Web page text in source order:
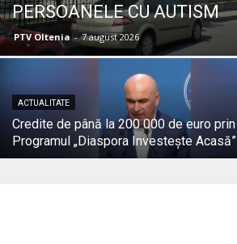
PERSOANELE CU AUTISM
PTV Oltenia - 7 august 2026
ACTUALITATE
Credite de până la 200 000 de euro prin
Programul „Diaspora Investește Acasă”